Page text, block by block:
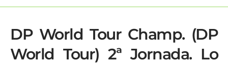
DP World Tour Champ. (DP
World Tour) 2ª Jornada. Lo